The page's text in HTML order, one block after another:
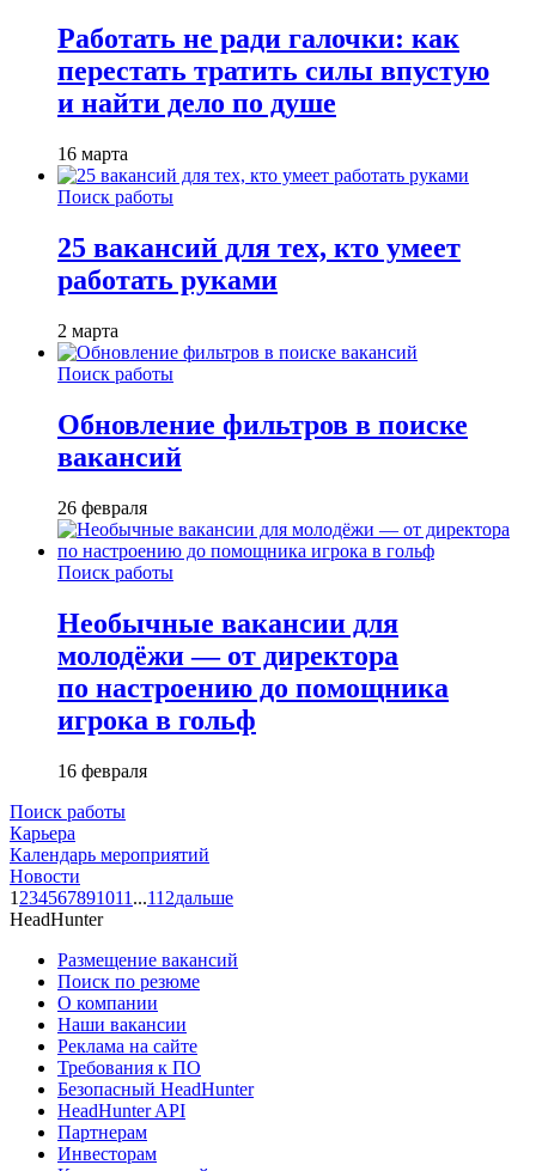
Работать не ради галочки: как
перестать тратить силы впустую
и найти дело по душе
16 марта
Поиск работы
25 вакансий для тех, кто умеет
работать руками
2 марта
Поиск работы
Обновление фильтров в поиске
вакансий
26 февраля
Поиск работы
Необычные вакансии для
молодёжи — от директора
по настроению до помощника
игрока в гольф
16 февраля
Поиск работы
Карьера
Календарь мероприятий
Новости
1 234567891011 ...112дальше
HeadHunter
Размещение вакансий
Поиск по резюме
О компании
Наши вакансии
Реклама на сайте
Требования к ПО
Безопасный HeadHunter
HeadHunter API
Партнерам
Инвесторам